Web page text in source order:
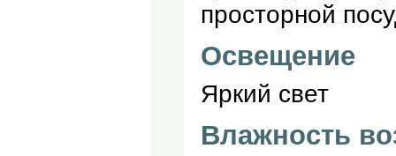
просторной
Освещение
Яркий свет
Влажность